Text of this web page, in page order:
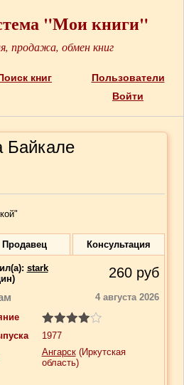
"Мои книги"
продажа, обмен книг
книг
Пользователи
Войти
Байкале
Продавец Консультация
stark
260 руб
4 августа 2026
1977
Ангарск(Иркутская
область)